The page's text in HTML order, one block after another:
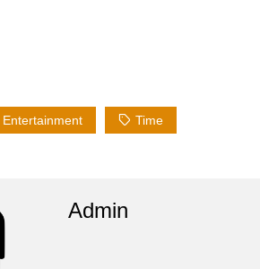
Entertainment Time
Admin